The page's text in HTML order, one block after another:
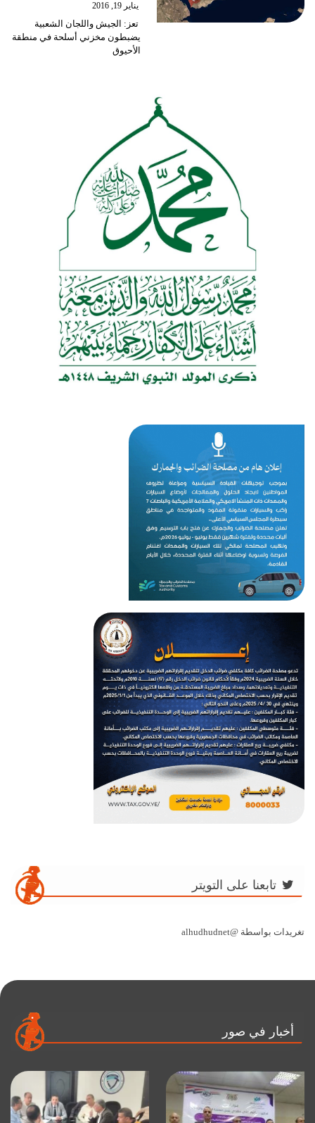
يناير 19, 2016
تعز: الجيش واللجان الشعبية
يضبطون مخزني أسلحة في منطقة
الأحيوق
تابعنا على التويتر
تغريدات بواسطة @alhudhudnet
أخبار في صور